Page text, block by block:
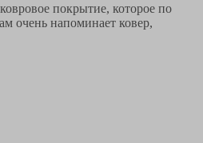
покрытие, которое по
очень напоминает ковер,